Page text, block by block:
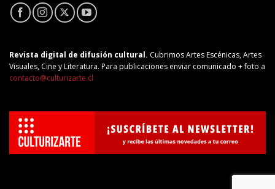
Revista digital de difusión cultural. Cubrimos Artes Escénicas, Artes
Visuales, Cine y Literatura. Para publicaciones enviar comunicado + foto a
contacto@culturizarte.cl